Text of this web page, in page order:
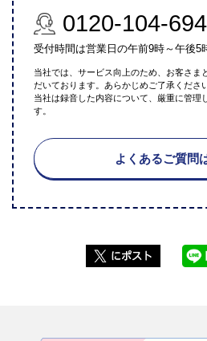
0120-104-694
受付時間は営業日の午前9時～午後5
当社では、サービス向上のため、お客さま
だいております。あらかじめご了承ください
当社は録音した内容について、厳重に管理
す。
よくあるご質問